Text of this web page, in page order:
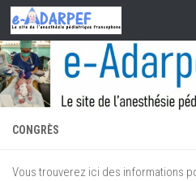
Skip to content
CONGRÈS
Vous trouverez ici des informations